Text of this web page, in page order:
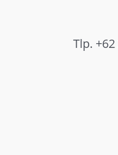
Tlp.